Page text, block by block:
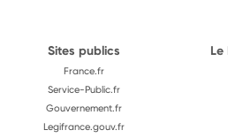
Sites publics
France.fr
Service-Public.fr
Gouvernement.fr
Legifrance.gouv.fr
Le